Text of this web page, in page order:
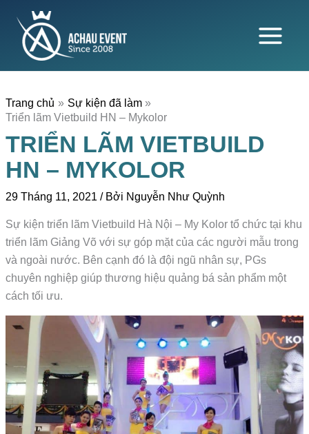
Trang chủ
Sự kiện đã làm
Triển lãm Vietbuild HN – Mykolor
TRIỂN LÃM VIETBUILD
HN – MYKOLOR
29 Tháng 11, 2021/ Bởi Nguyễn Như Quỳnh
Sự kiện triển lãm Vietbuild Hà Nội – My Kolor tổ chức tại khu
triển lãm Giảng Võ với sự góp mặt của các người mẫu trong
và ngoài nước. Bên cạnh đó là đội ngũ nhân sự, PGs
chuyên nghiệp giúp thương hiệu quảng bá sản phẩm một
cách tối ưu.